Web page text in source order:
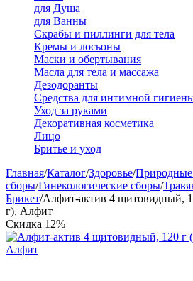
для Душа
для Ванны
Скрабы и пиллинги для тела
Кремы и лосьоны
Маски и обертывания
Масла для тела и массажа
Дезодоранты
Средства для интимной
Уход за руками
Декоративная косметика
Лицо
Бритье и уход
Главная/Каталог/Здоровье/Природные
сборы/Гинекологические сборы/
Брикет/Алфит-актив 4 щитовидный,
г), Алфит
Скидка 12%